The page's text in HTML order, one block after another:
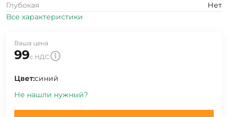
Глубокая
Нет
Все характеристики
Ваша цена
99с НДС
Цвет:синий
Не нашли нужный?